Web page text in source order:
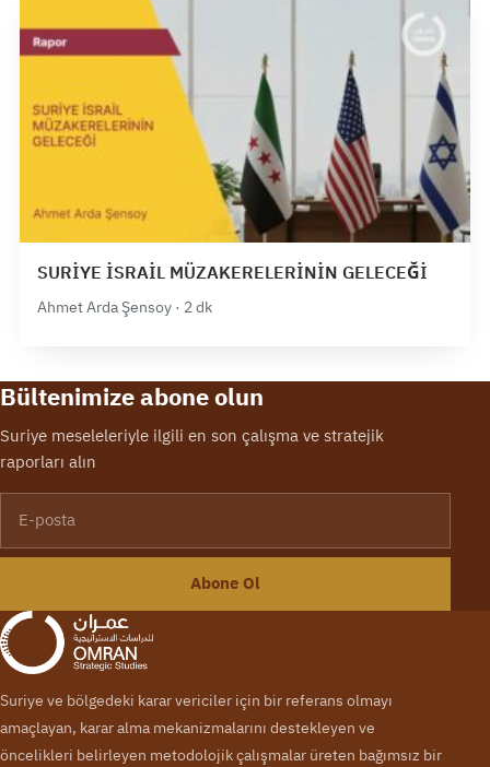
SURİYE İSRAİL MÜZAKERELERİNİN GELECEĞİ
Ahmet Arda Şensoy · 2 dk
Bültenimize abone olun
Suriye meseleleriyle ilgili en son çalışma ve stratejik
raporları alın
Abone Ol
Suriye ve bölgedeki karar vericiler için bir referans olmayı
amaçlayan, karar alma mekanizmalarını destekleyen ve
öncelikleri belirleyen metodolojik çalışmalar üreten bağımsız bir